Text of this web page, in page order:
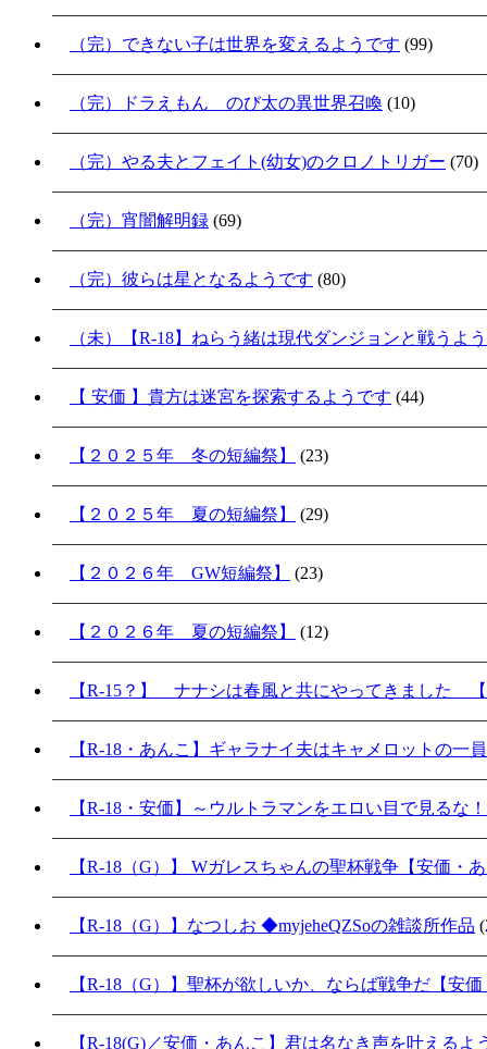
（完）できない子は世界を変えるようです (99)
（完）ドラえもん のび太の異世界召喚 (10)
（完）やる夫とフェイト(幼女)のクロノトリガー (70)
（完）宵闇解明録 (69)
（完）彼らは星となるようです (80)
（未）【R-18】ねらう緒は現代ダンジョンと戦うよ
【 安価 】貴方は迷宮を探索するようです (44)
【２０２５年 冬の短編祭】 (23)
【２０２５年 夏の短編祭】 (29)
【２０２６年 GW短編祭】 (23)
【２０２６年 夏の短編祭】 (12)
【R-15？】 ナナシは春風と共にやってきました
【R-18・あんこ】ギャラナイ夫はキャメロットの一
【R-18・安価】～ウルトラマンをエロい目で見るな
【R-18（G）】 Wガレスちゃんの聖杯戦争【安価・
【R-18（G）】なつしお ◆myjeheQZSoの雑談所作品
【R-18（G）】聖杯が欲しいか、ならば戦争だ【安
【R-18(G)／安価・あんこ】君は名なき声を叶える